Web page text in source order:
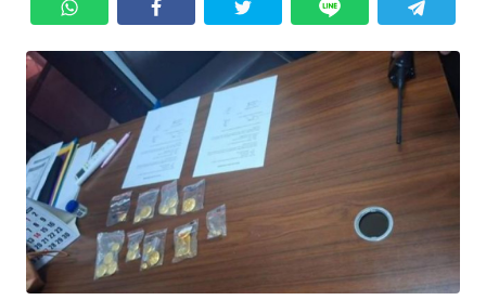
OPINI
INDEKS
BERITA
KONTAK
KAMI